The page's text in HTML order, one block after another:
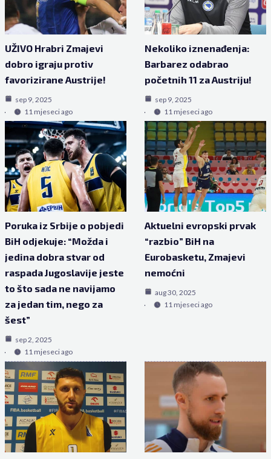
UŽIVO Hrabri Zmajevi
dobro igraju protiv
favorizirane Austrije!
sep 9, 2025
11 mjeseci ago
Nekoliko iznenađenja:
Barbarez odabrao
početnih 11 za Austriju!
sep 9, 2025
11 mjeseci ago
Poruka iz Srbije o pobjedi
BiH odjekuje: “Možda i
jedina dobra stvar od
raspada Jugoslavije jeste
to što sada ne navijamo
za jedan tim, nego za
šest”
sep 2, 2025
11 mjeseci ago
Aktuelni evropski prvak
“razbio” BiH na
Eurobasketu, Zmajevi
nemoćni
aug 30, 2025
11 mjeseci ago